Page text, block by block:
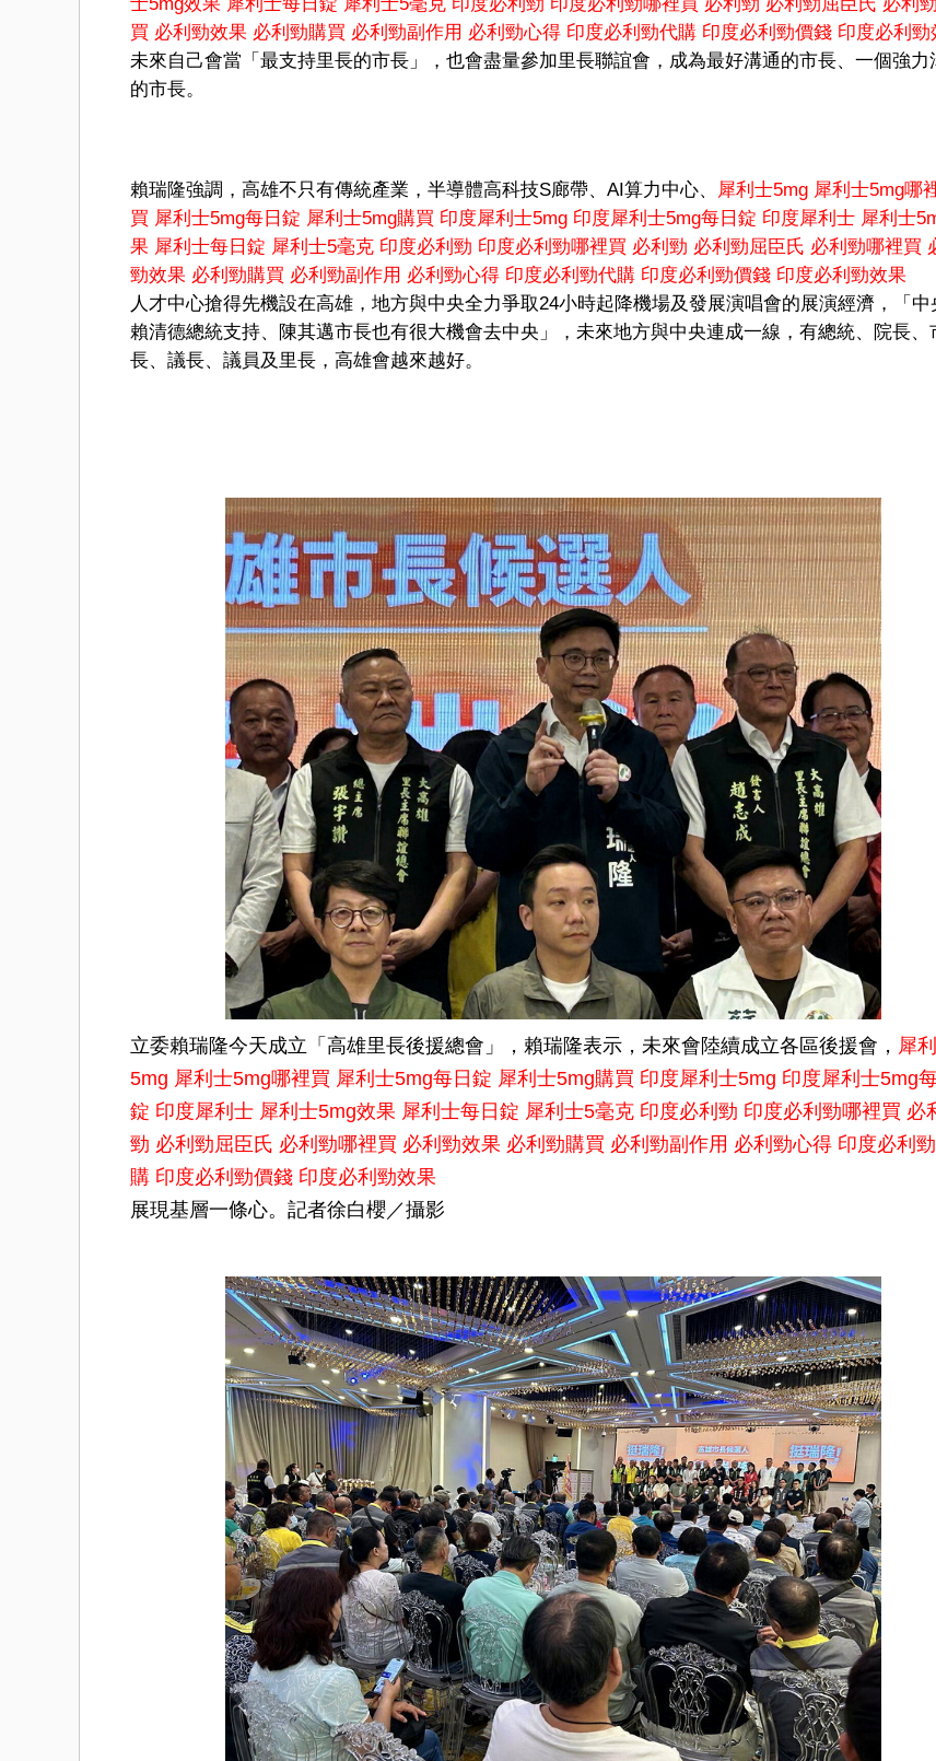
買 必利勁效果 必利勁購買 必利勁副作用 必利勁心得 印度必利勁代購 印度必利勁價錢 印度必利勁
未來自己會當「最支持里長的市長」，也會盡量參加里長聯誼會，成為最好溝通的市長、一個強力
的市長。
賴瑞隆強調，高雄不只有傳統產業，半導體高科技S廊帶、AI算力中心、 犀利士5mg 犀利士5mg哪
買 犀利士5mg每日錠 犀利士5mg購買 印度犀利士5mg 印度犀利士5mg每日錠 印度犀利士 犀利士
果 犀利士每日錠 犀利士5毫克 印度必利勁 印度必利勁哪裡買 必利勁 必利勁屈臣氏 必利勁哪裡買
勁效果 必利勁購買 必利勁副作用 必利勁心得 印度必利勁代購 印度必利勁價錢 印度必利勁效果
人才中心搶得先機設在高雄，地方與中央全力爭取24小時起降機場及發展演唱會的展演經濟，「中
賴清德總統支持、陳其邁市長也有很大機會去中央」，未來地方與中央連成一線，有總統、院長、
長、議長、議員及里長，高雄會越來越好。
立委賴瑞隆今天成立「高雄里長後援總會」，賴瑞隆表示，未來會陸續成立各區後援會， 犀
5mg 犀利士5mg哪裡買 犀利士5mg每日錠 犀利士5mg購買 印度犀利士5mg 印度犀利士5mg
錠 印度犀利士 犀利士5mg效果 犀利士每日錠 犀利士5毫克 印度必利勁 印度必利勁哪裡買 必
勁 必利勁屈臣氏 必利勁哪裡買 必利勁效果 必利勁購買 必利勁副作用 必利勁心得 印度必利
購 印度必利勁價錢 印度必利勁效果
展現基層一條心。記者徐白櫻／攝影